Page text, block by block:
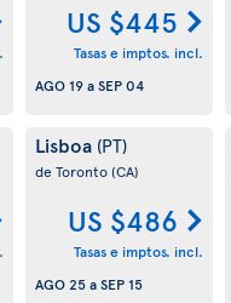
US $445
Tasas e imptos. incl.
AGO 19aSEP 04
Lisboa (PT)
de Toronto(CA)
US $486
Tasas e imptos. incl.
AGO 25aSEP 15